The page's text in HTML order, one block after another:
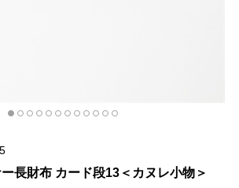
長財布 カード段13＜カヌレ小物＞